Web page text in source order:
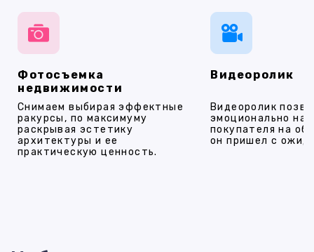
Фотосъемка
недвижимости
Снимаем выбирая эффектные
ракурсы, по максимуму
раскрывая эстетику
архитектуры и ее
практическую ценность.
Видеоролик
Видеоролик
эмоционально
покупателя на
он пришел с